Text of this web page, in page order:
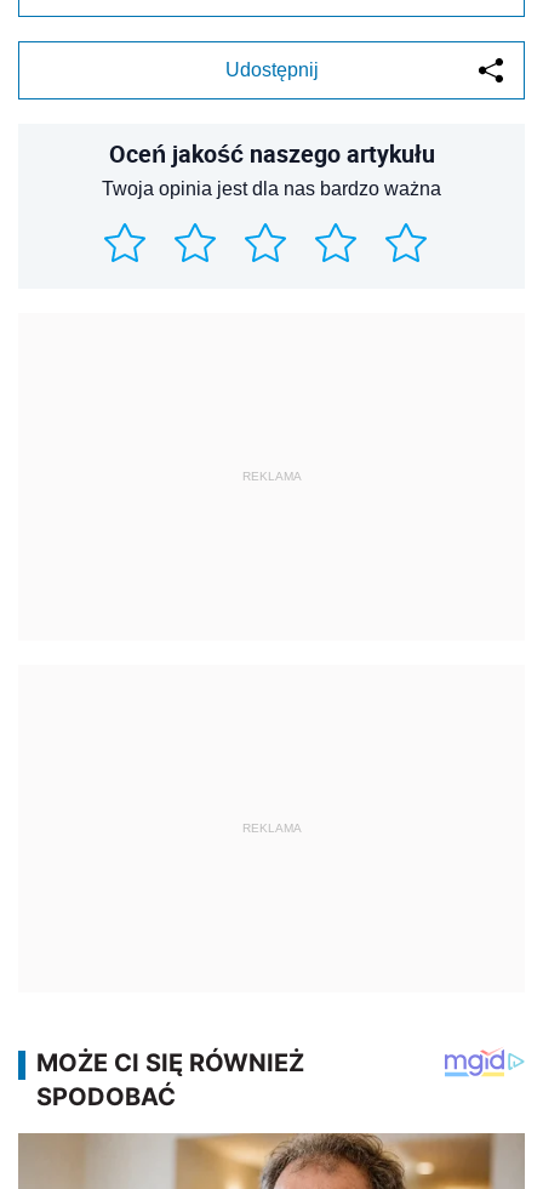
Udostępnij
Oceń jakość naszego artykułu
Twoja opinia jest dla nas bardzo ważna
REKLAMA
REKLAMA